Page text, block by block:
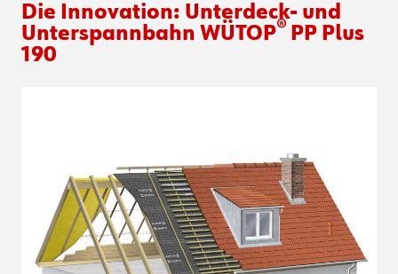
Die Innovation: Unterdeck- und
Unterspannbahn WÜTOP®
PP Plus
190